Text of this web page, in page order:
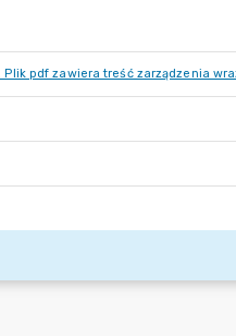
Plik pdf zawiera treść zarządzenia